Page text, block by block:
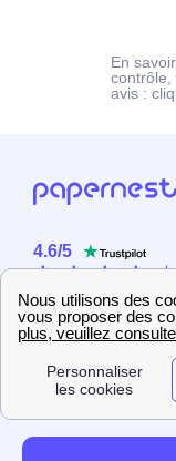
En
contrôle,
avis :
4.6/5
2358 utilisateurs